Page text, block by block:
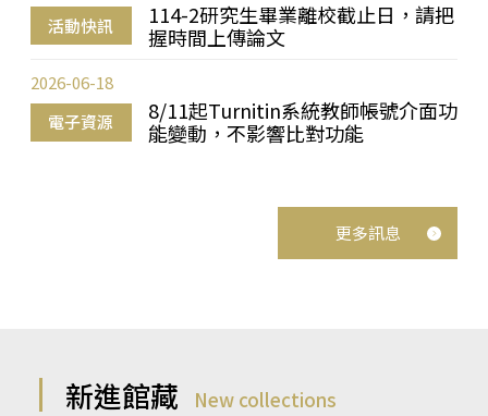
活動快訊
114-2研究生畢業離校截止日，請把
握時間上傳論文
電子資源
8/11起Turnitin系統教師帳號介面功
能變動，不影響比對功能
2026-06-18
更多訊息
新進館藏 New collections